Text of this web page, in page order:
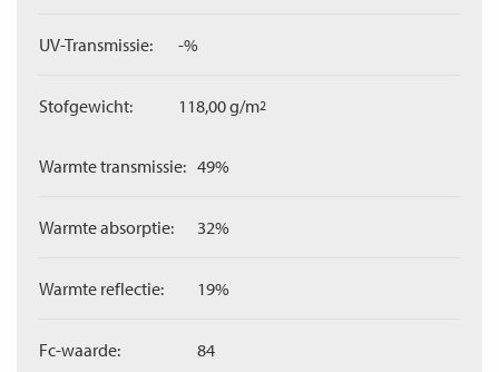
UV-Transmissie: -%
Stofgewicht: 118,00 g/m2
Warmte transmissie: 49%
Warmte absorptie: 32%
Warmte reflectie: 19%
Fc-waarde: 84